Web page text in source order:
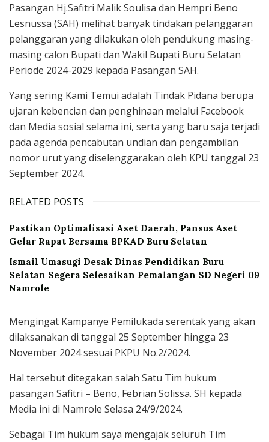
Pasangan Hj.Safitri Malik Soulisa dan Hempri Beno
Lesnussa (SAH) melihat banyak tindakan pelanggaran
pelanggaran yang dilakukan oleh pendukung masing-
masing calon Bupati dan Wakil Bupati Buru Selatan
Periode 2024-2029 kepada Pasangan SAH.
Yang sering Kami Temui adalah Tindak Pidana berupa
ujaran kebencian dan penghinaan melalui Facebook
dan Media sosial selama ini, serta yang baru saja terjadi
pada agenda pencabutan undian dan pengambilan
nomor urut yang diselenggarakan oleh KPU tanggal 23
September 2024.
RELATED POSTS
Pastikan Optimalisasi Aset Daerah, Pansus Aset
Gelar Rapat Bersama BPKAD Buru Selatan
Ismail Umasugi Desak Dinas Pendidikan Buru
Selatan Segera Selesaikan Pemalangan SD Negeri 09
Namrole
Mengingat Kampanye Pemilukada serentak yang akan
dilaksanakan di tanggal 25 September hingga 23
November 2024 sesuai PKPU No.2/2024.
Hal tersebut ditegakan salah Satu Tim hukum
pasangan Safitri – Beno, Febrian Solissa. SH kepada
Media ini di Namrole Selasa 24/9/2024.
Sebagai Tim hukum saya mengajak seluruh Tim